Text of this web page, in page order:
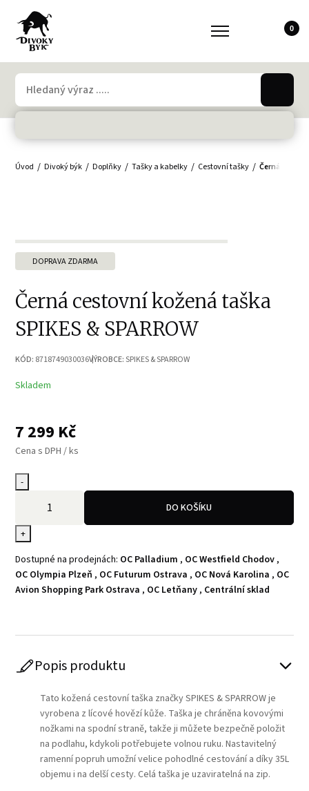
0
Úvod Divoký býk Doplňky Tašky a kabelky Cestovní tašky Černá
DOPRAVA ZDARMA
Černá cestovní kožená taška
SPIKES & SPARROW
KÓD: 8718749030036VÝROBCE: SPIKES & SPARROW
Skladem
7 299 Kč
Cena s DPH / ks
-
+
DO KOŠÍKU
Dostupné na prodejnách: OC Palladium , OC Westfield Chodov ,
OC Olympia Plzeň , OC Futurum Ostrava , OC Nová Karolina , OC
Avion Shopping Park Ostrava , OC Letňany , Centrální sklad
Popis produktu
Tato kožená cestovní taška značky SPIKES & SPARROW je
vyrobena z lícové hovězí kůže. Taška je chráněna kovovými
nožkami na spodní straně, takže ji můžete bezpečně položit
na podlahu, kdykoli potřebujete volnou ruku. Nastavitelný
ramenní popruh umožní velice pohodlné cestování a díky 35L
objemu i na delší cesty. Celá taška je uzaviratelná na zip.